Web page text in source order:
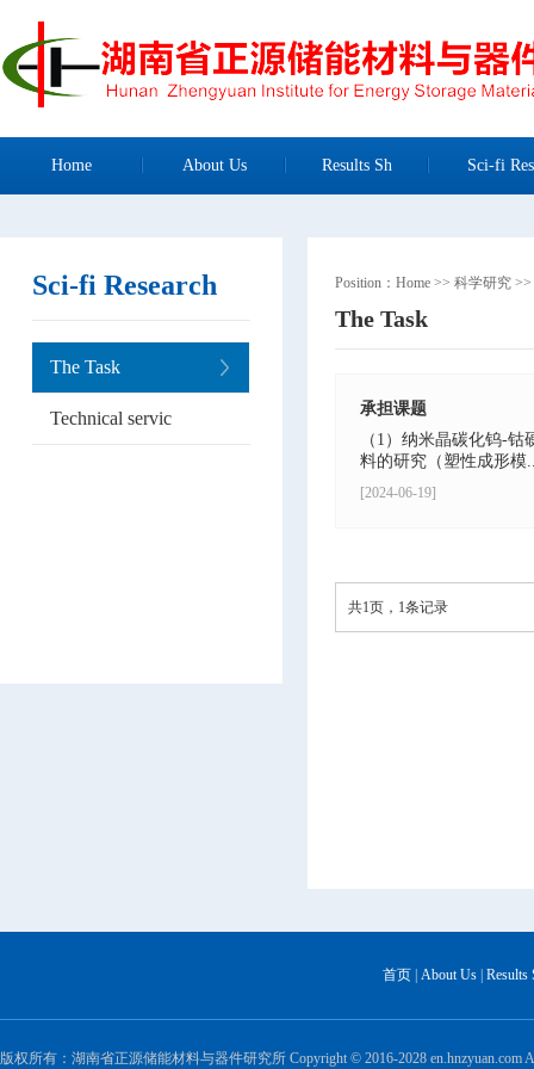
Home About Us Results Sh Sci-fi Res
Sci-fi Research
The Task
Technical servic
Position： Home >> 科学研究 >>
The Task
承担课题
（1）纳米晶碳化钨-
料的研究（塑性成形模
[2024-06-19]
共1页，1条记录
首页 About Us Results
版权所有：湖南省正源储能材料与器件研究所 Copyright © 2016-2028 en.hnzyuan.com